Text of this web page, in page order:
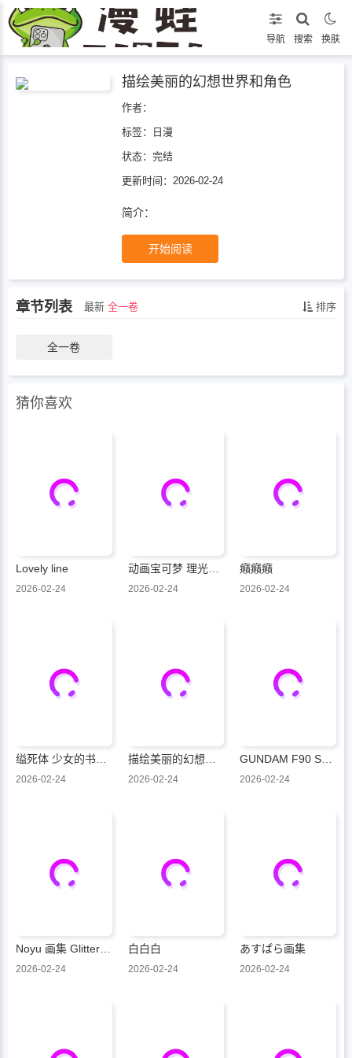
导航 搜索 换肤
描绘美丽的幻想世界和角色
作者：
标签： 日漫
状态： 完结
更新时间：2026-02-24
简介：
开始阅读
章节列表 最新 全一卷 排序
全一卷
猜你喜欢
Lovely line
2026-02-24
动画宝可梦 理光与莉可的冒险
2026-02-24
癪癪癪
2026-02-24
2026-02-24 2026-02-24 2026-02-24
Noyu 画集 Glitter Night
2026-02-24
白白白
2026-02-24
あすぱら画集
2026-02-24